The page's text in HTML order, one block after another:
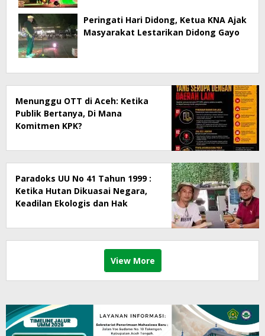
Peringati Hari Didong, Ketua KNA Ajak
Masyarakat Lestarikan Didong Gayo
Menunggu OTT di Aceh: Ketika
Publik Bertanya, Di Mana
Komitmen KPK?
Paradoks UU No 41 Tahun 1999 :
Ketika Hutan Dikuasai Negara,
Keadilan Ekologis dan Hak
View More